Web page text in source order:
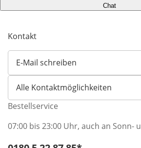
Chat
Kontakt
E-Mail schreiben
Öffnet E-Mail-Client
Alle Kontaktmöglichkeiten
Bestellservice
07:00 bis 23:00 Uhr, auch an Sonn-